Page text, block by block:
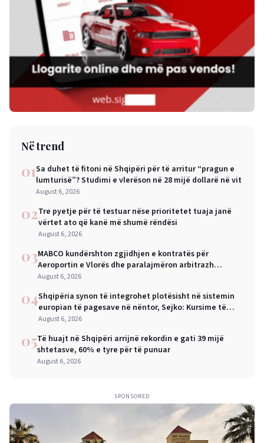
Në trend
01Sa duhet të fitoni në Shqipëri për të arritur “pragun e
lumturisë”? Studimi e vlerëson në 28 mijë dollarë në vit
August 6, 2026
02Tre pyetje për të testuar nëse prioritetet tuaja janë
vërtet ato që kanë më shumë rëndësi
August 6, 2026
03MABCO kundërshton zgjidhjen e kontratës për
Aeroportin e Vlorës dhe paralajmëron arbitrazh
ndërkombëtar
August 6, 2026
04Shqipëria synon të integrohet plotësisht në sistemin
europian të pagesave në nëntor, Sejko: Kursime të
mëdha për qytetarët dhe bizneset
August 6, 2026
05Të huajt në Shqipëri arrijnë rekordin e gati 39 mijë
shtetasve, 60% e tyre për të punuar
August 6, 2026
SPONSORED